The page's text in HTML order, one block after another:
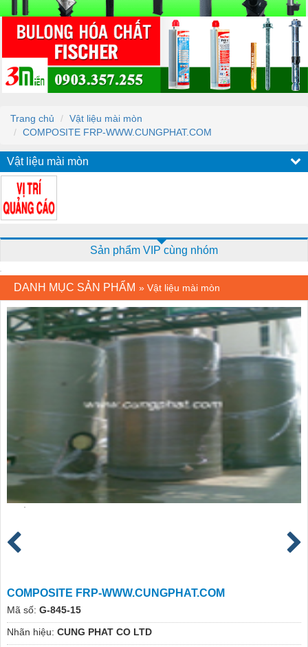
Trang chủ
Vật liệu mài mòn
COMPOSITE FRP-WWW.CUNGPHAT.COM
Vật liệu mài mòn
Sản phẩm VIP cùng nhóm
DANH MỤC SẢN PHẨM » Vật liệu mài mòn
COMPOSITE FRP-WWW.CUNGPHAT.COM
Mã số: G-845-15
Nhãn hiệu: CUNG PHAT CO LTD